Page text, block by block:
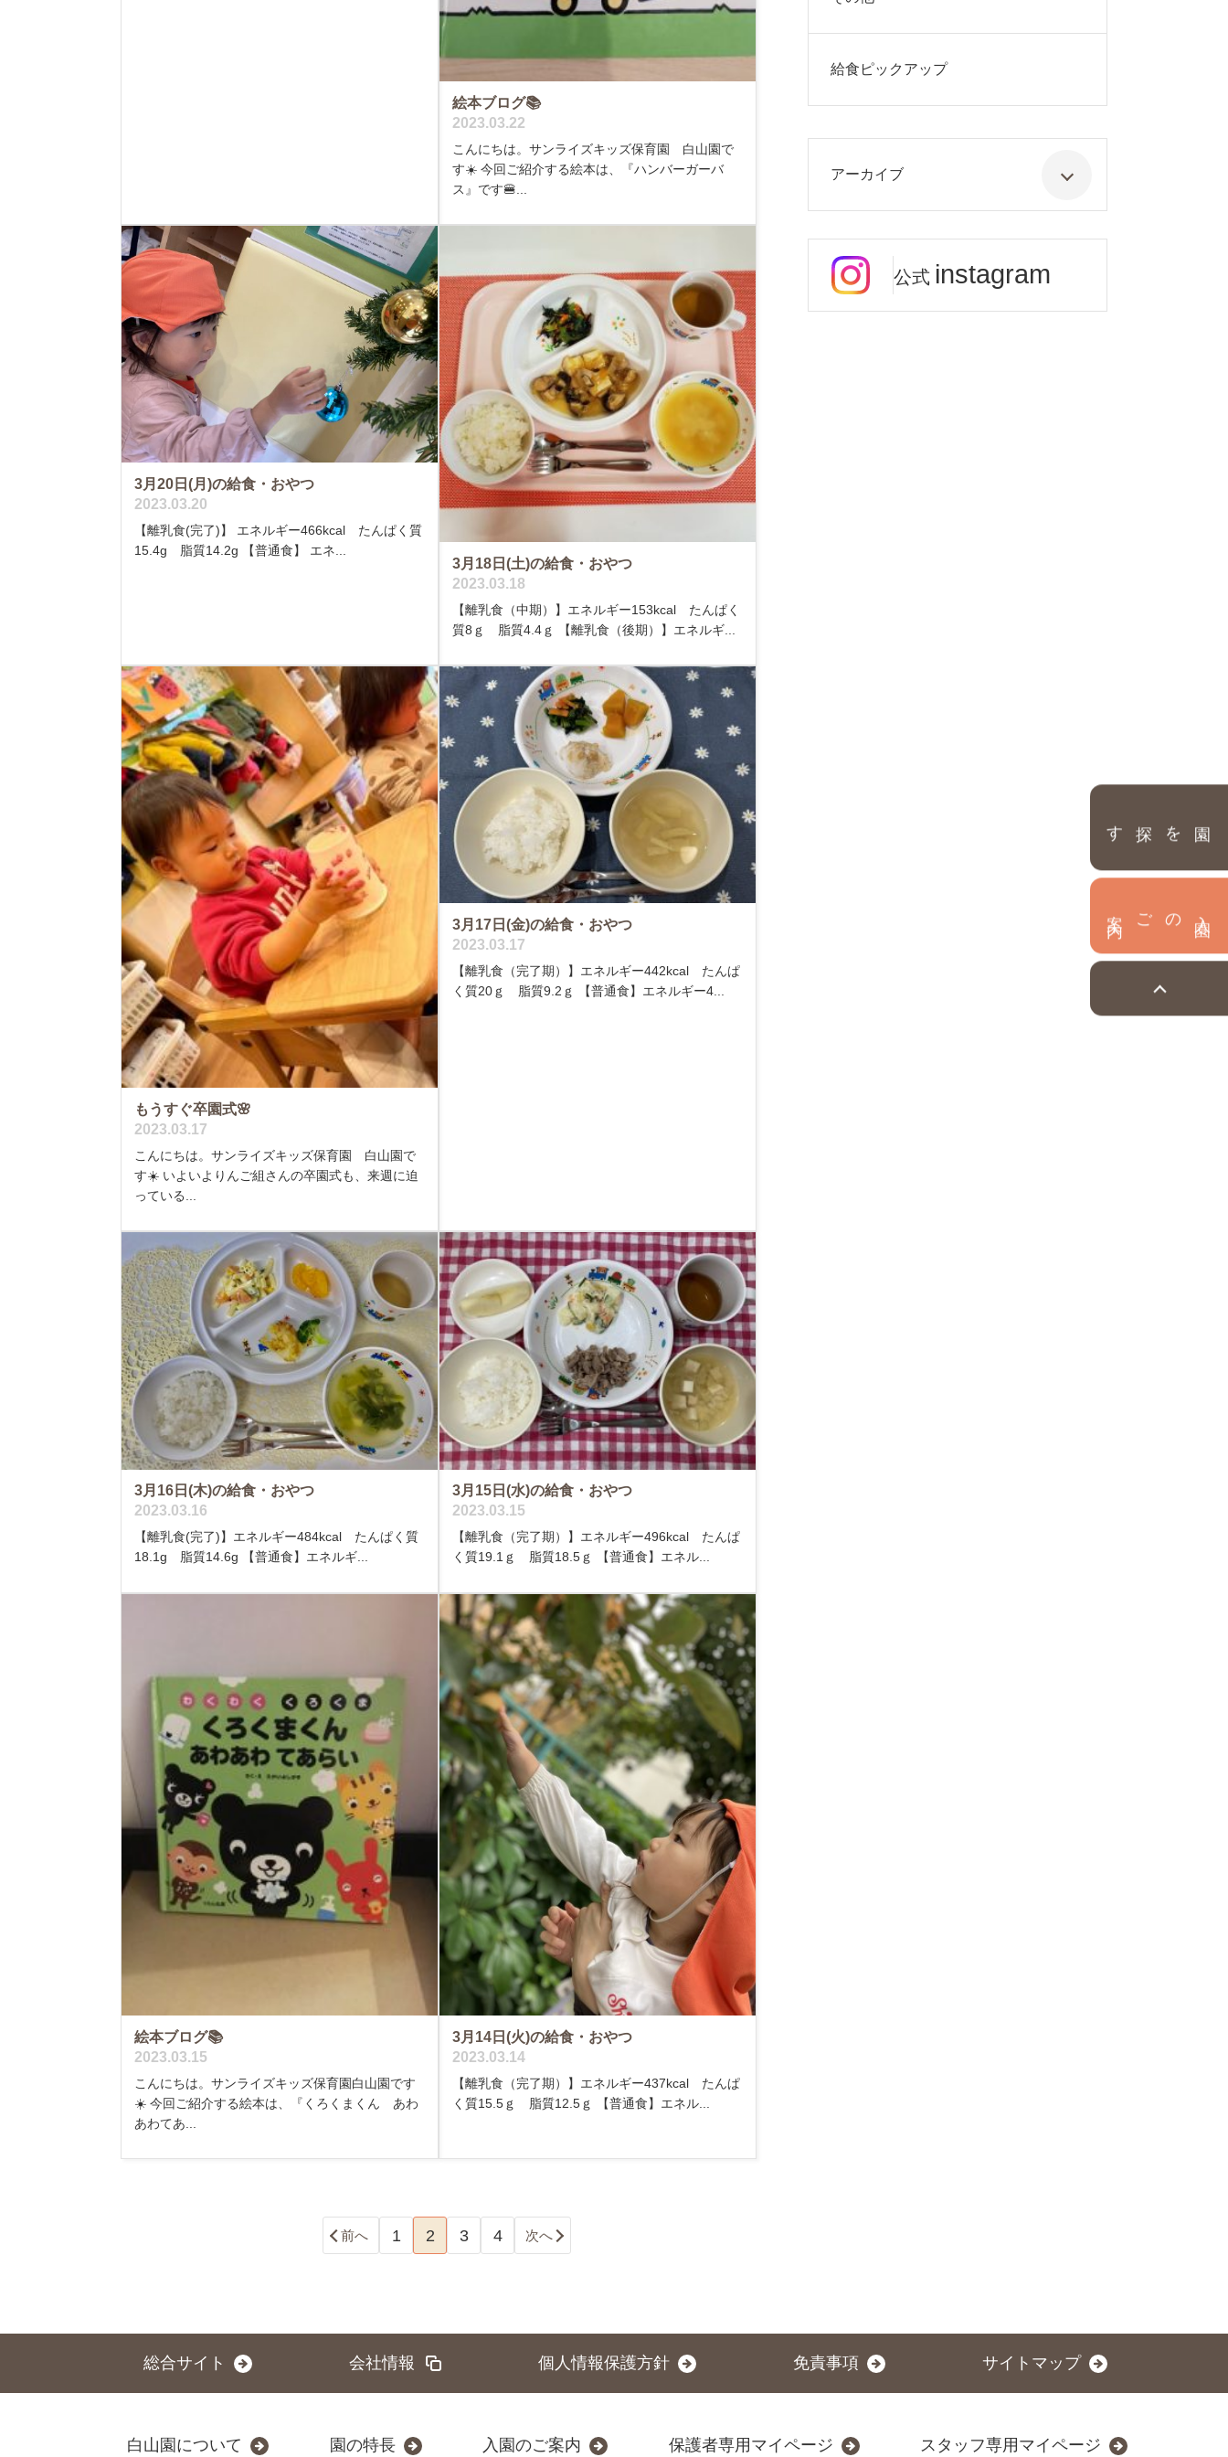
園を探す
絵本ブログ📚
2023.03.22
こんにちは。サンライズキッズ保育園 白山園で
す☀️ 今回ご紹介する絵本は、『ハンバーガーバ
ス』です🍔...
3月20日(月)の給食・おやつ
2023.03.20
【離乳食(完了)】 エネルギー466kcal たんぱく質
15.4g 脂質14.2g 【普通食】 エネ...
3月18日(土)の給食・おやつ
2023.03.18
【離乳食（中期）】エネルギー153kcal たんぱく
質8ｇ 脂質4.4ｇ 【離乳食（後期）】エネルギ...
もうすぐ卒園式🌸
2023.03.17
こんにちは。サンライズキッズ保育園 白山園で
す☀️ いよいよりんご組さんの卒園式も、来週に迫
っている...
3月17日(金)の給食・おやつ
2023.03.17
【離乳食（完了期）】エネルギー442kcal たんぱ
く質20ｇ 脂質9.2ｇ 【普通食】エネルギー4...
3月16日(木)の給食・おやつ
2023.03.16
【離乳食(完了)】エネルギー484kcal たんぱく質
18.1g 脂質14.6g 【普通食】エネルギ...
3月15日(水)の給食・おやつ
2023.03.15
【離乳食（完了期）】エネルギー496kcal たんぱ
く質19.1ｇ 脂質18.5ｇ 【普通食】エネル...
絵本ブログ📚
2023.03.15
こんにちは。サンライズキッズ保育園白山園です
☀️ 今回ご紹介する絵本は、『くろくまくん あわ
あわてあ...
3月14日(火)の給食・おやつ
2023.03.14
【離乳食（完了期）】エネルギー437kcal たんぱ
く質15.5ｇ 脂質12.5ｇ 【普通食】エネル...
前へ 1 2 3 4 次へ
給食ピックアップ
アーカイブ
公式 instagram
総合サイト 会社情報 個人情報保護方針 免責事項 サイトマップ
白山園について 園の特長 入園のご案内 保護者専用マイページ スタッフ専用マイページ